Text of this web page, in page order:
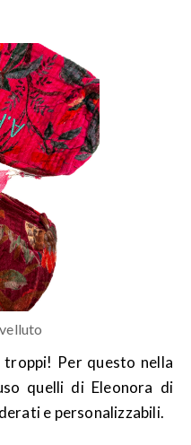
troppi! Per questo nella
quelli di Eleonora di
e personalizzabili.